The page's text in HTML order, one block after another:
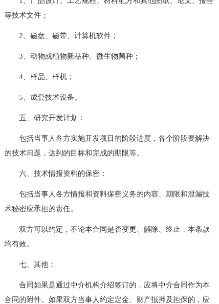
等技术文件；
2、磁盘、磁带、计算机软件；
3、动物或植物新品种、微生物菌种；
4、样品、样机；
5、成套技术设备。
五、研究开发计划：
包括当事人各方实施开发项目的阶段进度，各个阶段要解决
的技术问题，达到的目标和完成的期限等。
六、技术情报资料的保密：
包括当事人各方情报和资料保密义务的内容、期限和泄漏技
术秘密应承担的责任。
双方可以约定，不论本合同是否变更、解除、终止，本条款
均有效。
七、其他：
合同如果是通过中介机构介绍签订的，应将中介合同作为本
合同的附件。如果双方当事人约定定金、财产抵押及担保的，应